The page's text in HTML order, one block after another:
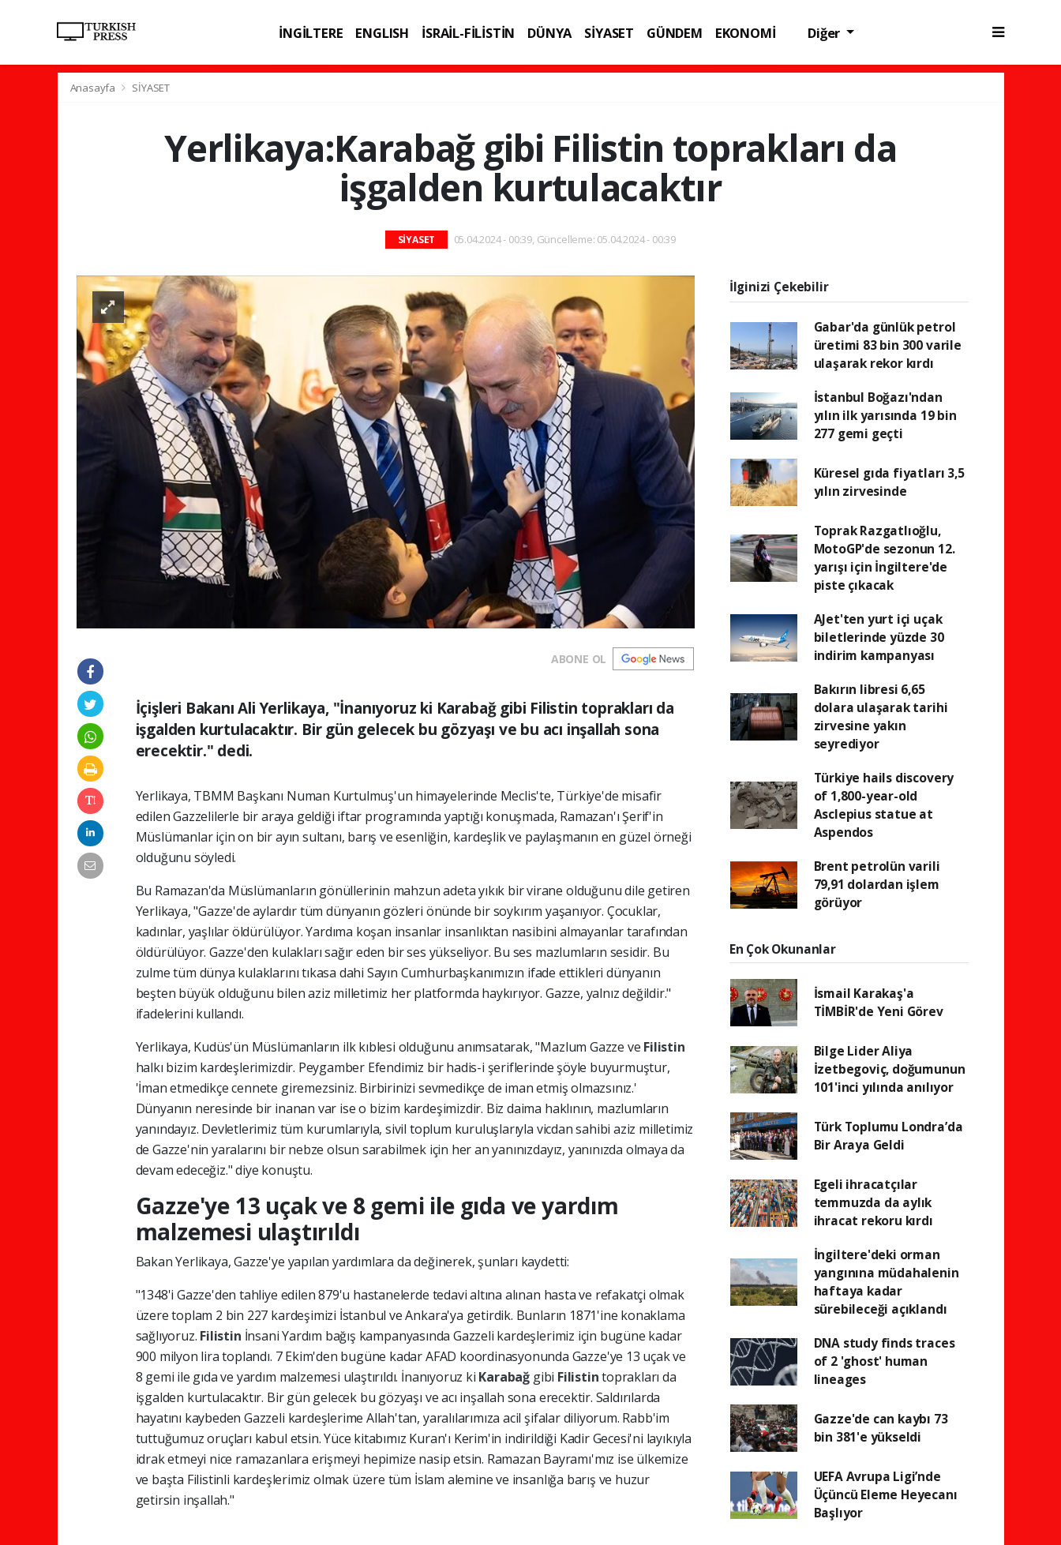
İNGİLTERE ENGLISH İSRAİL-FİLİSTİN DÜNYA SİYASET GÜNDEM
EKONOMİ
Diğer
Anasayfa SİYASET
Yerlikaya:Karabağ gibi Filistin toprakları da
işgalden kurtulacaktır
SİYASET 05.04.2024 - 00:39, Güncelleme: 05.04.2024 - 00:39
ABONE OL
İçişleri Bakanı Ali Yerlikaya, "İnanıyoruz ki Karabağ gibi Filistin toprakları da
işgalden kurtulacaktır. Bir gün gelecek bu gözyaşı ve bu acı inşallah sona
erecektir." dedi.
Yerlikaya, TBMM Başkanı Numan Kurtulmuş'un himayelerinde Meclis'te, Türkiye'de misafir
edilen Gazzelilerle bir araya geldiği iftar programında yaptığı konuşmada, Ramazan'ı Şerif'in
Müslümanlar için on bir ayın sultanı, barış ve esenliğin, kardeşlik ve paylaşmanın en güzel örneği
olduğunu söyledi.
Bu Ramazan'da Müslümanların gönüllerinin mahzun adeta yıkık bir virane olduğunu dile getiren
Yerlikaya, "Gazze'de aylardır tüm dünyanın gözleri önünde bir soykırım yaşanıyor. Çocuklar,
kadınlar, yaşlılar öldürülüyor. Yardıma koşan insanlar insanlıktan nasibini almayanlar tarafından
öldürülüyor. Gazze'den kulakları sağır eden bir ses yükseliyor. Bu ses mazlumların sesidir. Bu
zulme tüm dünya kulaklarını tıkasa dahi Sayın Cumhurbaşkanımızın ifade ettikleri dünyanın
beşten büyük olduğunu bilen aziz milletimiz her platformda haykırıyor. Gazze, yalnız değildir."
ifadelerini kullandı.
Yerlikaya, Kudüs'ün Müslümanların ilk kıblesi olduğunu anımsatarak, "Mazlum Gazze ve Filistin
halkı bizim kardeşlerimizdir. Peygamber Efendimiz bir hadis-i şeriflerinde şöyle buyurmuştur,
'İman etmedikçe cennete giremezsiniz. Birbirinizi sevmedikçe de iman etmiş olmazsınız.'
Dünyanın neresinde bir inanan var ise o bizim kardeşimizdir. Biz daima haklının, mazlumların
yanındayız. Devletlerimiz tüm kurumlarıyla, sivil toplum kuruluşlarıyla vicdan sahibi aziz milletimiz
de Gazze'nin yaralarını bir nebze olsun sarabilmek için her an yanınızdayız, yanınızda olmaya da
devam edeceğiz." diye konuştu.
Gazze'ye 13 uçak ve 8 gemi ile gıda ve yardım
malzemesi ulaştırıldı
Bakan Yerlikaya, Gazze'ye yapılan yardımlara da değinerek, şunları kaydetti:
"1348'i Gazze'den tahliye edilen 879'u hastanelerde tedavi altına alınan hasta ve refakatçi olmak
üzere toplam 2 bin 227 kardeşimizi İstanbul ve Ankara'ya getirdik. Bunların 1871'ine konaklama
sağlıyoruz. Filistin İnsani Yardım bağış kampanyasında Gazzeli kardeşlerimiz için bugüne kadar
900 milyon lira toplandı. 7 Ekim'den bugüne kadar AFAD koordinasyonunda Gazze'ye 13 uçak ve
8 gemi ile gıda ve yardım malzemesi ulaştırıldı. İnanıyoruz ki Karabağ gibi Filistintoprakları da
işgalden kurtulacaktır. Bir gün gelecek bu gözyaşı ve acı inşallah sona erecektir. Saldırılarda
hayatını kaybeden Gazzeli kardeşlerime Allah'tan, yaralılarımıza acil şifalar diliyorum. Rabb'im
tuttuğumuz oruçları kabul etsin. Yüce kitabımız Kuran'ı Kerim'in indirildiği Kadir Gecesi'ni layıkıyla
idrak etmeyi nice ramazanlara erişmeyi hepimize nasip etsin. Ramazan Bayramı'mız ise ülkemize
ve başta Filistinli kardeşlerimiz olmak üzere tüm İslam alemine ve insanlığa barış ve huzur
getirsin inşallah."
İlginizi Çekebilir
Gabar'da günlük petrol
üretimi 83 bin 300 varile
ulaşarak rekor kırdı
İstanbul Boğazı'ndan
yılın ilk yarısında 19 bin
277 gemi geçti
Küresel gıda fiyatları 3,5
yılın zirvesinde
Toprak Razgatlıoğlu,
MotoGP'de sezonun 12.
yarışı için İngiltere'de
piste çıkacak
AJet'ten yurt içi uçak
biletlerinde yüzde 30
indirim kampanyası
Bakırın libresi 6,65
dolara ulaşarak tarihi
zirvesine yakın
seyrediyor
Türkiye hails discovery
of 1,800-year-old
Asclepius statue at
Aspendos
Brent petrolün varili
79,91 dolardan işlem
görüyor
En Çok Okunanlar
İsmail Karakaş'a
TİMBİR'de Yeni Görev
Bilge Lider Aliya
İzetbegoviç, doğumunun
101'inci yılında anılıyor
Türk Toplumu Londra’da
Bir Araya Geldi
Egeli ihracatçılar
temmuzda da aylık
ihracat rekoru kırdı
İngiltere'deki orman
yangınına müdahalenin
haftaya kadar
sürebileceği açıklandı
DNA study finds traces
of 2 'ghost' human
lineages
Gazze'de can kaybı 73
bin 381'e yükseldi
UEFA Avrupa Ligi’nde
Üçüncü Eleme Heyecanı
Başlıyor